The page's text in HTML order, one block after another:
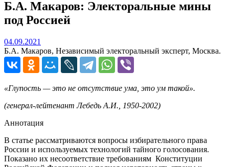
Б.А. Макаров: Электоральные мины
под Россией
04.09.2021
Б.А. Макаров, Независимый электоральный эксперт, Москва.
«Глупость — это не отсутствие ума, это ум такой».
(генерал-лейтенант Лебедь А.И., 1950-2002)
Аннотация
В статье рассматриваются вопросы избирательного права
России и используемых технологий тайного голосования.
Показано их несоответствие требованиям Конституции